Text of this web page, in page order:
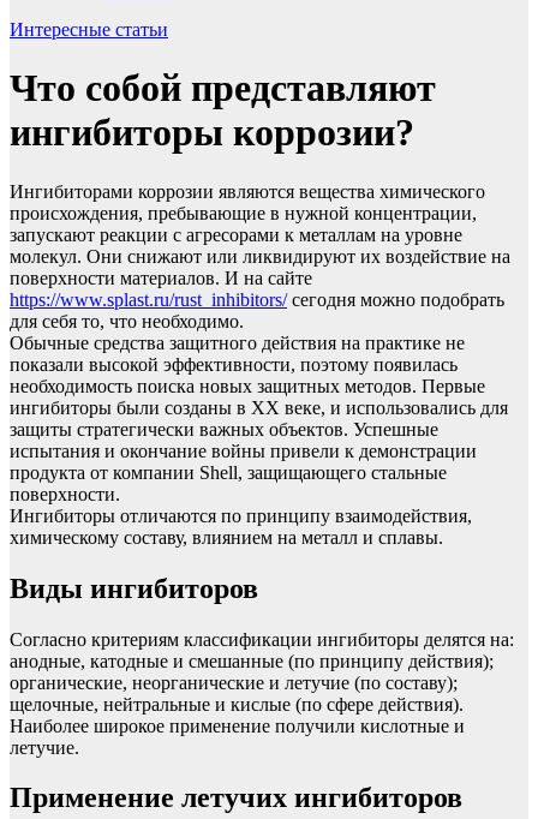
Интересные статьи
Что собой представляют
ингибиторы коррозии?
Ингибиторами коррозии являются вещества химического
происхождения, пребывающие в нужной концентрации,
запускают реакции с агресорами к металлам на уровне
молекул. Они снижают или ликвидируют их воздействие на
поверхности материалов. И на сайте
https://www.splast.ru/rust_inhibitors/сегодня можно подобрать
для себя то, что необходимо.
Обычные средства защитного действия на практике не
показали высокой эффективности, поэтому появилась
необходимость поиска новых защитных методов. Первые
ингибиторы были созданы в XX веке, и использовались для
защиты стратегически важных объектов. Успешные
испытания и окончание войны привели к демонстрации
продукта от компании Shell, защищающего стальные
поверхности.
Ингибиторы отличаются по принципу взаимодействия,
химическому составу, влиянием на металл и сплавы.
Виды ингибиторов
Согласно критериям классификации ингибиторы делятся на:
анодные, катодные и смешанные (по принципу действия);
органические, неорганические и летучие (по составу);
щелочные, нейтральные и кислые (по сфере действия).
Наиболее широкое применение получили кислотные и
летучие.
Применение летучих ингибиторов